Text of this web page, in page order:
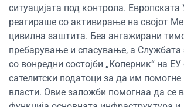
ситуацијата под контрола. Европската
реагираше со активирање на својот
цивилна заштита. Беа ангажирани
пребарување и спасување, а
со вонредни состојби „Коперник“ на
сателитски податоци за да им помогне
власти. Овие заложби помогнаа да се